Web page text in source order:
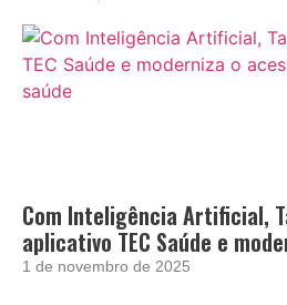
Com Inteligência Artificial,
aplicativo TEC Saúde e
serviços de saúde
1 de novembro de 2025